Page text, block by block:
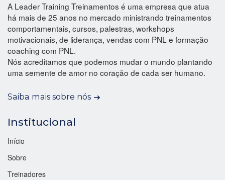
A Leader Training Treinamentos é uma empresa que atua
há mais de 25 anos no mercado ministrando treinamentos
comportamentais, cursos, palestras, workshops
motivacionais, de liderança, vendas com PNL e formação
coaching com PNL.
Nós acreditamos que podemos mudar o mundo plantando
uma semente de amor no coração de cada ser humano.
Saiba mais sobre nós
Institucional
Início
Sobre
Treinadores